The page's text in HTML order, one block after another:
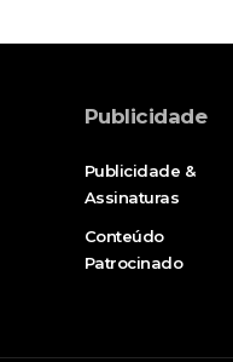
Publicidade
Publicidade &
Assinaturas
Conteúdo
Patrocinado